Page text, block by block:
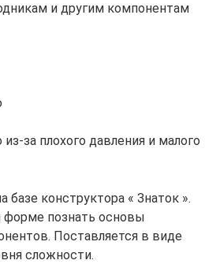
и другим компонентам
за плохого давления и малого
конструктора « Знаток ».
форме познать основы
Поставляется в виде
сложности.